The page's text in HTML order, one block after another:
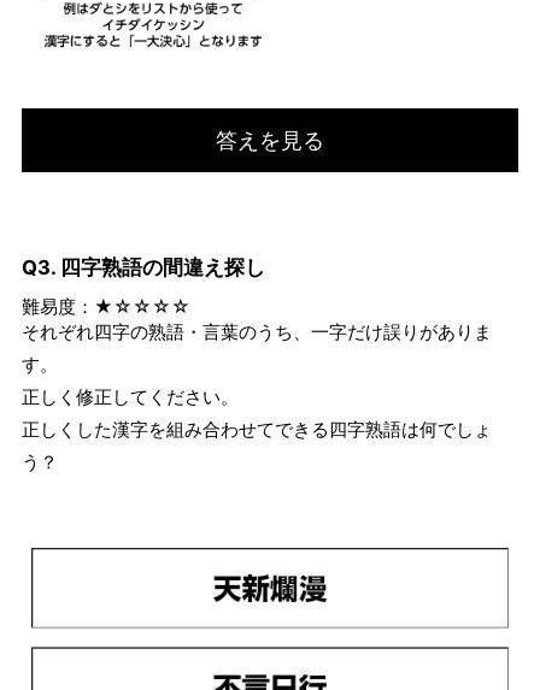
答えを見る
Q3. 四字熟語の間違え探し
難易度：★☆☆☆☆
それぞれ四字の熟語・言葉のうち、一字だけ誤りがありま
す。
正しく修正してください。
正しくした漢字を組み合わせてできる四字熟語は何でしょ
う？